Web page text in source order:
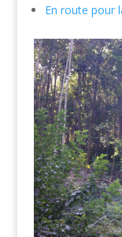
En route pour